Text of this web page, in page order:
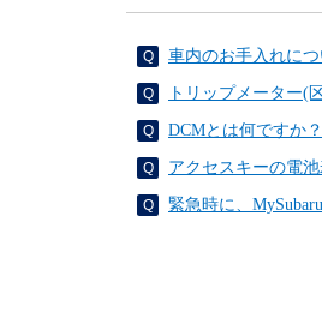
車内のお手入れに
トリップメーター(
DCMとは何ですか？
アクセスキーの電
緊急時に、